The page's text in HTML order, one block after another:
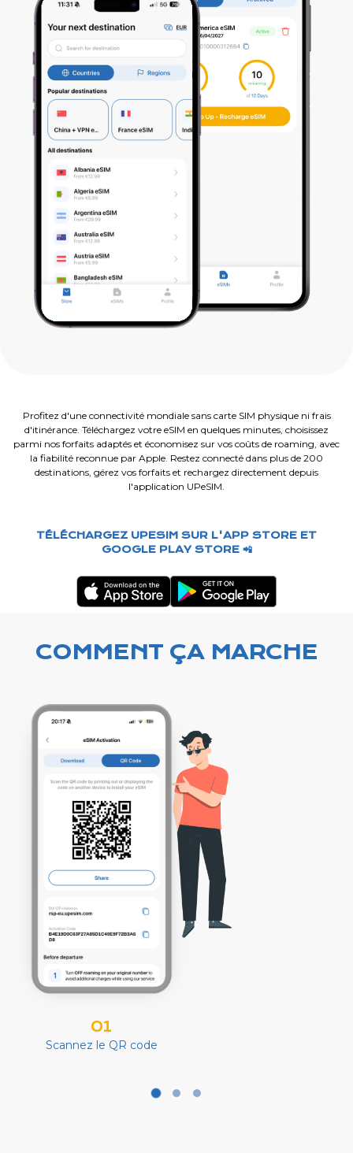
Profitez d'une connectivité mondiale sans carte SIM physique ni frais
d'itinérance. Téléchargez votre eSIM en quelques minutes, choisissez
parmi nos forfaits adaptés et économisez sur vos coûts de roaming, avec
la fiabilité reconnue par Apple. Restez connecté dans plus de 200
destinations, gérez vos forfaits et rechargez directement depuis
l'application UPeSIM.
TÉLÉCHARGEZ UPESIM SUR L'APP STORE ET
GOOGLE PLAY STORE 📲
COMMENT ÇA MARCHE
01
Scannez le QR code